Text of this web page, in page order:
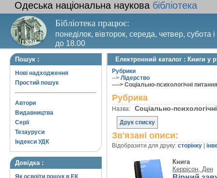
Одеська національна наукова бібліотека
Бібліотека працює:
понеділок, вівторок, середа, четвер, субота
до 18.00
Вихідний день – п’ятниця. Останній четвер
Пошук :
Нові надходження
Простий пошук
Автори
Видавництва
Серії
Тезауруси
Індекси УДК
Довідка :
Як освоїти пошук в ЕК
Електронний каталог : Книги у
Рубрики
--> Лідерство
----> Соціально-психологічні питання
Рубрика
Назва: Соціально-
Друк списку
Зв'язані описи:
Відобразити для друку: сторінку
Книга
Керрісон, Ден